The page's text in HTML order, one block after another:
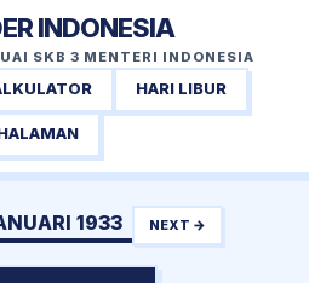
INDONESIA
SKB 3 MENTERI INDONESIA
HARI LIBUR
1933 NEXT →